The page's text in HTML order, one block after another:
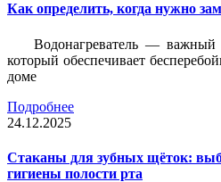
Как определить, когда нужно
Водонагреватель — важный
который обеспечивает
доме
Подробнее
24.12.2025
Стаканы для зубных щёток:
гигиены полости рта